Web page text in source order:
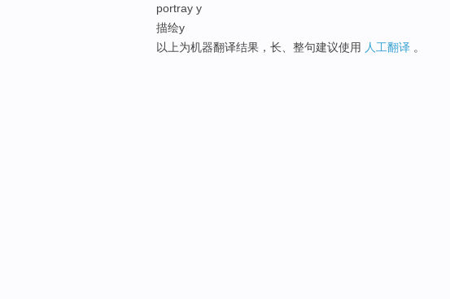
portray y
描绘y
以上为机器翻译结果，长、整句建议使用 人工翻译 。